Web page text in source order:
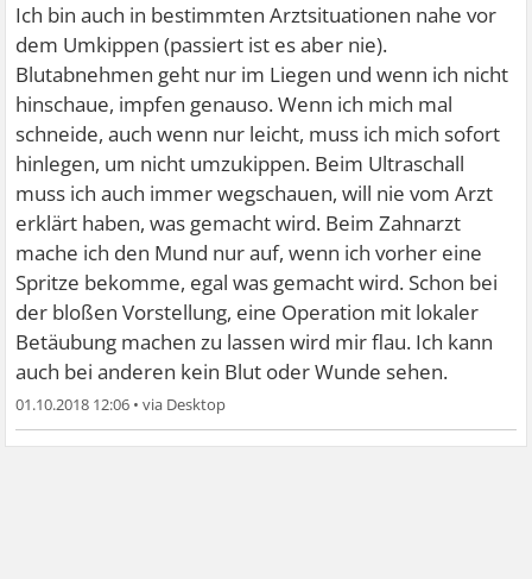
Ich bin auch in bestimmten Arztsituationen nahe vor
dem Umkippen (passiert ist es aber nie).
Blutabnehmen geht nur im Liegen und wenn ich nicht
hinschaue, impfen genauso. Wenn ich mich mal
schneide, auch wenn nur leicht, muss ich mich sofort
hinlegen, um nicht umzukippen. Beim Ultraschall
muss ich auch immer wegschauen, will nie vom Arzt
erklärt haben, was gemacht wird. Beim Zahnarzt
mache ich den Mund nur auf, wenn ich vorher eine
Spritze bekomme, egal was gemacht wird. Schon bei
der bloßen Vorstellung, eine Operation mit lokaler
Betäubung machen zu lassen wird mir flau. Ich kann
auch bei anderen kein Blut oder Wunde sehen.
01.10.2018 12:06 •